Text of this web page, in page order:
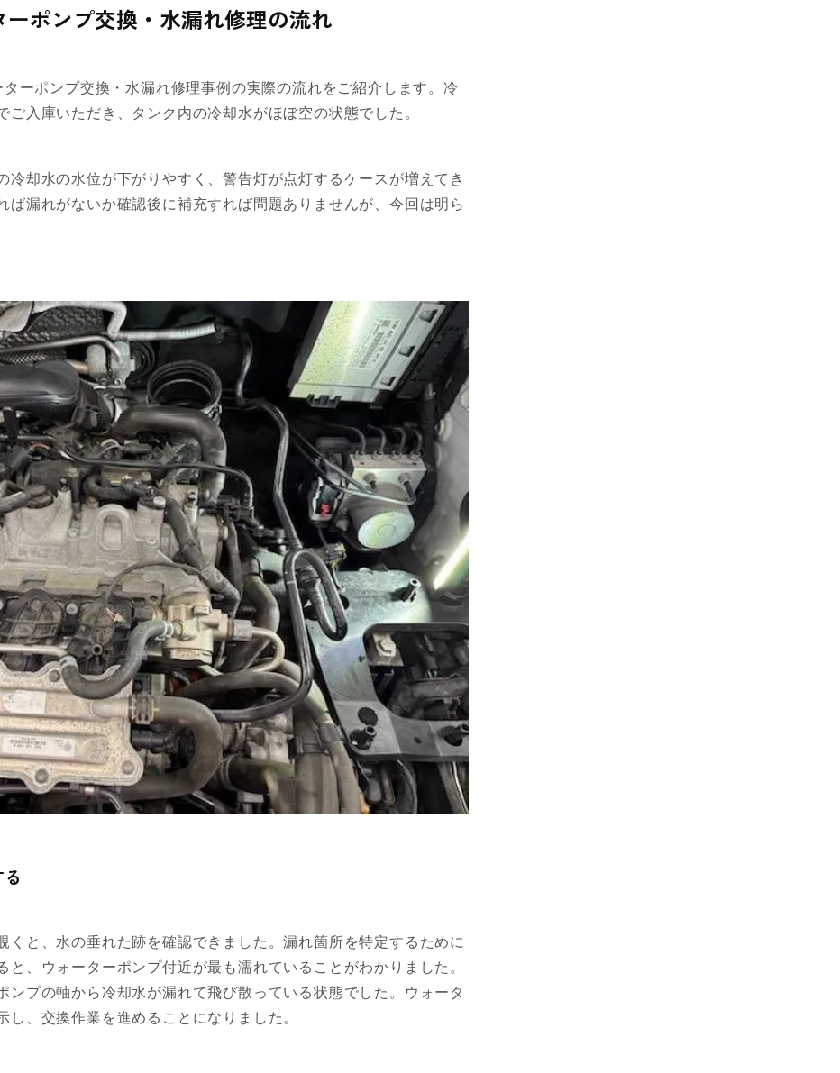
ポンプ交換・水漏れ修理の流れ
ーポンプ交換・水漏れ修理事例の実際の流れをご紹介します。冷
ご入庫いただき、タンク内の冷却水がほぼ空の状態でした。
冷却水の水位が下がりやすく、警告灯が点灯するケースが増えてき
ば漏れがないか確認後に補充すれば問題ありませんが、今回は明ら
くと、水の垂れた跡を確認できました。漏れ箇所を特定するために
と、ウォーターポンプ付近が最も濡れていることがわかりました。
ンプの軸から冷却水が漏れて飛び散っている状態でした。ウォータ
し、交換作業を進めることになりました。